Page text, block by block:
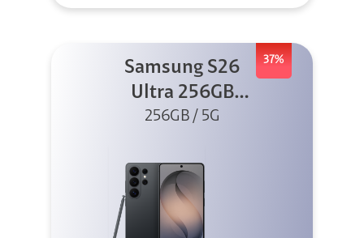
37%
Samsung S26
Ultra 256GB
Negro
256GB / 5G